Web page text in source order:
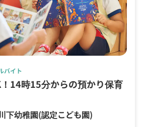
バイト
14時15分からの預かり保育
下幼稚園(認定こども園)